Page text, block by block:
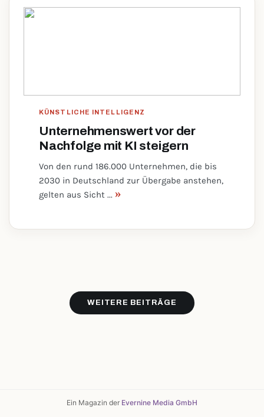
KÜNSTLICHE INTELLIGENZ
Unternehmenswert vor der
Nachfolge mit KI steigern
Von den rund 186.000 Unternehmen, die bis
2030 in Deutschland zur Übergabe anstehen,
gelten aus Sicht ... »
WEITERE BEITRÄGE
Ein Magazin der Evernine Media GmbH